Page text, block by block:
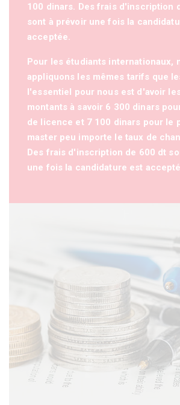
100 dinars. Des frais d'inscription
sont à prévoir une fois la
acceptée.
Pour les étudiants internationaux,
appliquons les mêmes tarifs que
l'essentiel pour nous est d'avoir
montants à savoir 6 300 dinars
de licence et 7 100 dinars pour le
master peu importe le taux de
Des frais d'inscription de 600 dt
une fois la candidature est